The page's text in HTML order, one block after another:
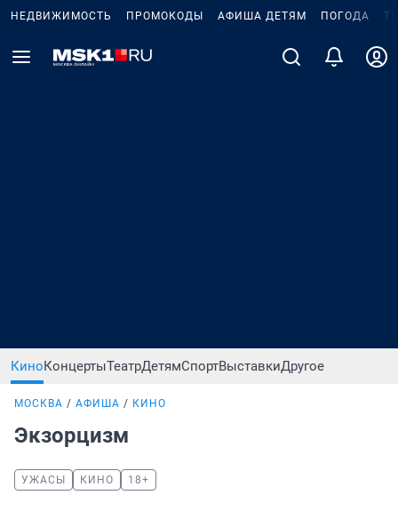
НЕДВИЖИМОСТЬ ПРОМОКОДЫ АФИША ДЕТЯМ ПОГОДА
КиноКонцертыТеатрДетямСпортВыставкиДругое
МОСКВА АФИША КИНО
Экзорцизм
УЖАСЫ КИНО 18+